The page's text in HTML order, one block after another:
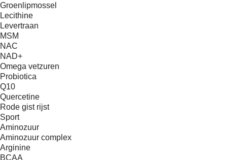
Groenlipmossel
Lecithine
Levertraan
MSM
NAC
NAD+
Omega vetzuren
Probiotica
Q10
Quercetine
Rode gist rijst
Sport
Aminozuur
Aminozuur complex
Arginine
BCAA